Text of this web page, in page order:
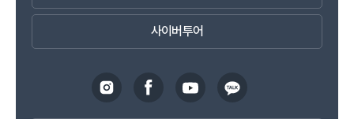
사이버투어